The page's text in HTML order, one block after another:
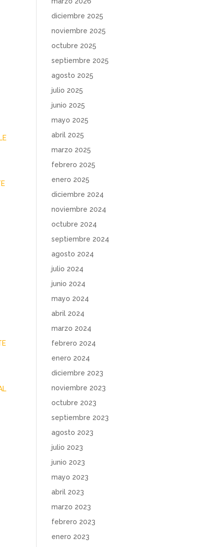
diciembre 2025
noviembre 2025
octubre 2025
septiembre 2025
agosto 2025
julio 2025
junio 2025
mayo 2025
abril 2025
marzo 2025
febrero 2025
enero 2025
diciembre 2024
noviembre 2024
octubre 2024
septiembre 2024
agosto 2024
julio 2024
junio 2024
mayo 2024
abril 2024
marzo 2024
febrero 2024
enero 2024
diciembre 2023
noviembre 2023
octubre 2023
septiembre 2023
agosto 2023
julio 2023
junio 2023
mayo 2023
abril 2023
marzo 2023
febrero 2023
enero 2023